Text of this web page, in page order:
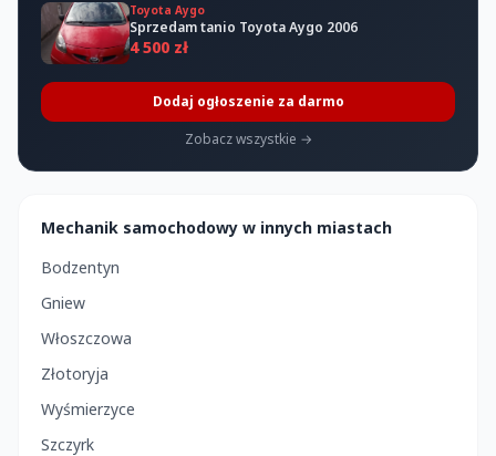
Toyota Aygo
Sprzedam tanio Toyota Aygo 2006
4 500 zł
Dodaj ogłoszenie za darmo
Zobacz wszystkie →
Mechanik samochodowy w innych miastach
Bodzentyn
Gniew
Włoszczowa
Złotoryja
Wyśmierzyce
Szczyrk